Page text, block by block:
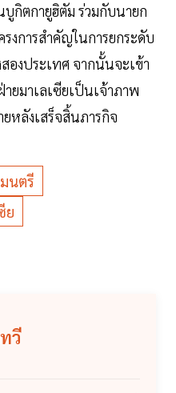
กิตกายูฮิตัม ร่วมกับนายก
งการสำคัญในการยกระดับ
องประเทศ จากนั้นจะเข้า
ายมาเลเซียเป็นเจ้าภาพ
หลังเสร็จสิ้นภารกิจ
นตรี
ย
วี